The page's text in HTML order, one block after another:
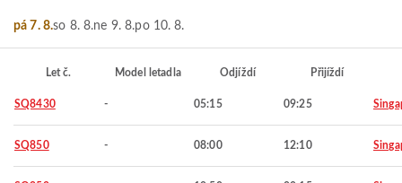
pá 7. 8.so 8. 8.ne 9. 8.po 10. 8.
Let č. Model letadla Odjíždí Přijíždí
SQ8430 - 05:15 09:25
SQ850 - 08:00 12:10